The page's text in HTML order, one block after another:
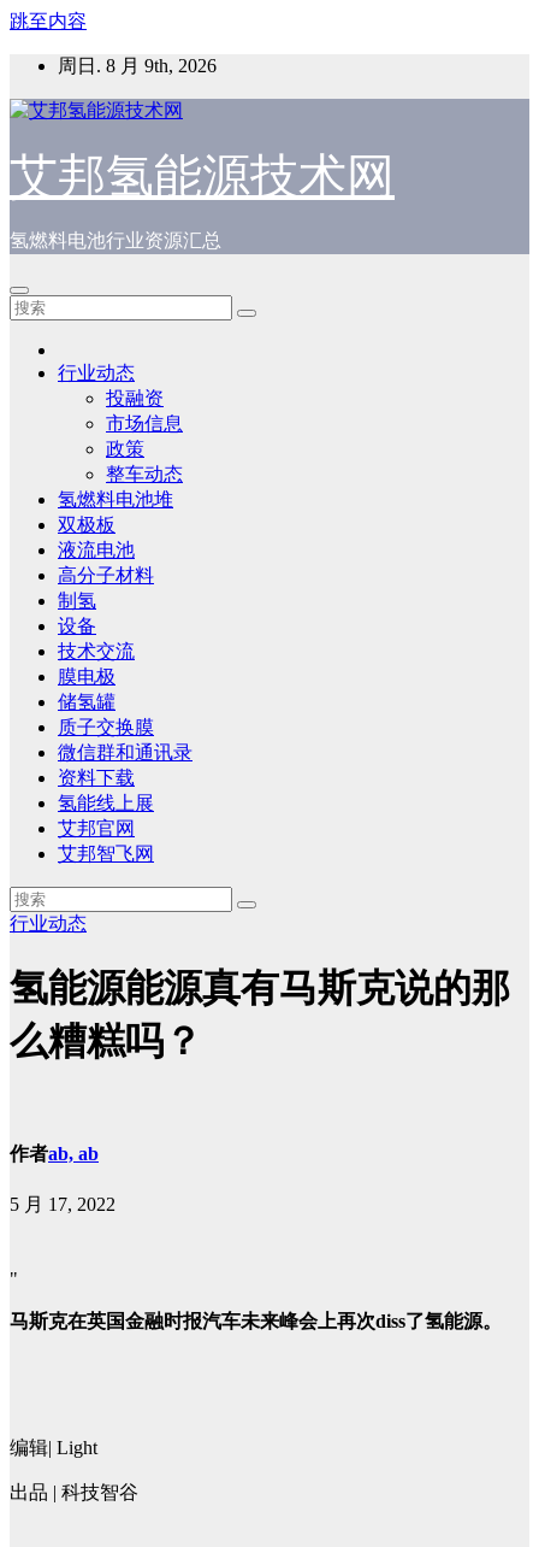
跳至内容
周日. 8 月 9th, 2026
艾邦氢能源技术网
氢燃料电池行业资源汇总
行业动态
投融资
市场信息
政策
整车动态
氢燃料电池堆
双极板
液流电池
高分子材料
制氢
设备
技术交流
膜电极
储氢罐
质子交换膜
微信群和通讯录
资料下载
氢能线上展
艾邦官网
艾邦智飞网
行业动态
氢能源能源真有马斯克说的那
么糟糕吗？
作者ab, ab
5 月 17, 2022
"
马斯克在英国金融时报汽车未来峰会上再次diss了氢能源。
编辑| Light
出品 | 科技智谷